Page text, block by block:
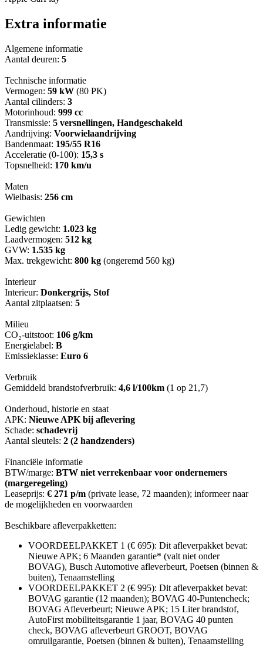
Extra informatie
Algemene informatie
Aantal deuren: 5
Technische informatie
Vermogen: 59 kW (80 PK)
Aantal cilinders: 3
Motorinhoud: 999 cc
Transmissie: 5 versnellingen, Handgeschakeld
Aandrijving: Voorwielaandrijving
Bandenmaat: 195/55 R16
Acceleratie (0-100): 15,3 s
Topsnelheid: 170 km/u
Maten
Wielbasis: 256 cm
Gewichten
Ledig gewicht: 1.023 kg
Laadvermogen: 512 kg
GVW: 1.535 kg
Max. trekgewicht: 800 kg (ongeremd 560 kg)
Interieur
Interieur: Donkergrijs, Stof
Aantal zitplaatsen: 5
Milieu
CO₂-uitstoot: 106 g/km
Energielabel: B
Emissieklasse: Euro 6
Verbruik
Gemiddeld brandstofverbruik: 4,6 l/100km (1 op 21,7)
Onderhoud, historie en staat
APK: Nieuwe APK bij aflevering
Schade: schadevrij
Aantal sleutels: 2 (2 handzenders)
Financiële informatie
BTW/marge: BTW niet verrekenbaar voor ondernemers
(margeregeling)
Leaseprijs: € 271 p/m (private lease, 72 maanden); informeer naar
de mogelijkheden en voorwaarden
Beschikbare afleverpakketten:
VOORDEELPAKKET 1 (€ 695): Dit afleverpakket bevat:
Nieuwe APK; 6 Maanden garantie* (valt niet onder
BOVAG), Busch Automotive afleverbeurt, Poetsen (binnen &
buiten), Tenaamstelling
VOORDEELPAKKET 2 (€ 995): Dit afleverpakket bevat:
BOVAG garantie (12 maanden); BOVAG 40-Puntencheck;
BOVAG Afleverbeurt; Nieuwe APK; 15 Liter brandstof,
AutoFirst mobiliteitsgarantie 1 jaar, BOVAG 40 punten
check, BOVAG afleverbeurt GROOT, BOVAG
omruilgarantie, Poetsen (binnen & buiten), Tenaamstelling